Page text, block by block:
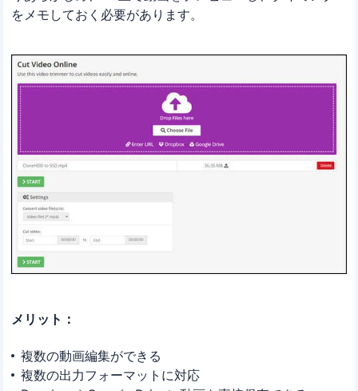
をメモしておく必要があります。
メリット：
複数の動画編集ができる
複数の出力フォーマットに対応